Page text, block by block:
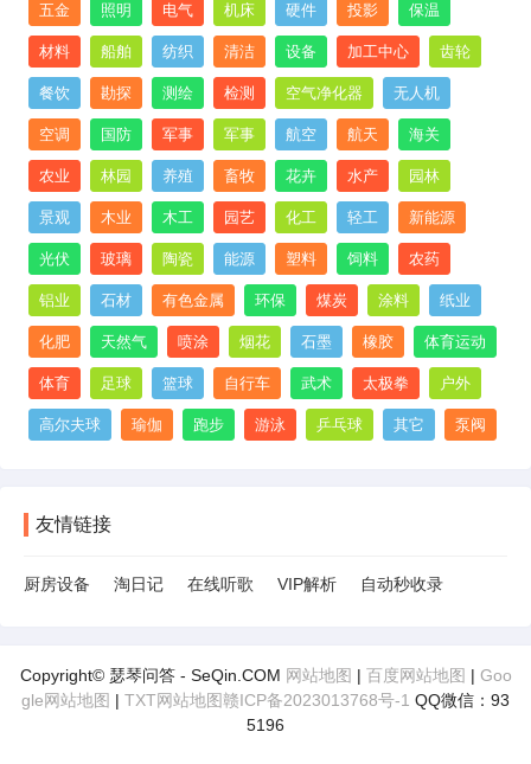
五金 照明 电气 机床 硬件 投影 保温
材料 船舶 纺织 清洁 设备 加工中心 齿轮
餐饮 勘探 测绘 检测 空气净化器 无人机
空调 国防 军事 军事 航空 航天 海关
农业 林园 养殖 畜牧 花卉 水产 园林
景观 木业 木工 园艺 化工 轻工 新能源
光伏 玻璃 陶瓷 能源 塑料 饲料 农药
铝业 石材 有色金属 环保 煤炭 涂料 纸业
化肥 天然气 喷涂 烟花 石墨 橡胶 体育运动
体育 足球 篮球 自行车 武术 太极拳 户外
高尔夫球 瑜伽 跑步 游泳 乒乓球 其它 泵阀
友情链接
厨房设备 淘日记 在线听歌 VIP解析 自动秒收录
Copyright© 瑟琴问答 - SeQin.COM 网站地图 | 百度网站地图 | Goo
gle网站地图 | TXT网站地图赣ICP备2023013768号-1 QQ微信：93
5196